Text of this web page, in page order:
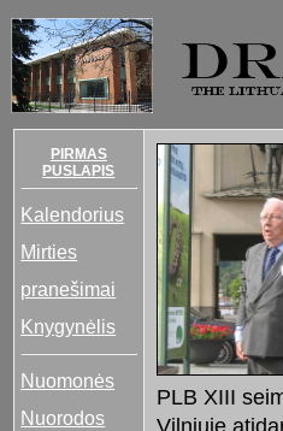
PIRMAS
PUSLAPIS
Kalendorius
Mirties
pranešimai
Knygynėlis
Nuomonės
Nuorodos
PLB XIII
Vilniuje